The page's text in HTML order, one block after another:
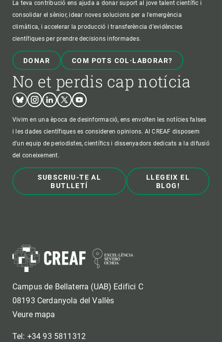
La teva contribució ens ajuda a donar suport al jove talent científic i
consolidar el sènior, idear noves solucions per a l'emergència
climàtica, i accelerar la producció i transferència d’evidències
científiques per prendre decisions informades.
DONAR COM POTS COL·LABORAR?
No et perdis cap notícia
BlueskyInstagram
LinkedinTwitterYoutube
Vivim en una època de desinformació, ens envolten les notícies falses
i les dades científiques es consideren opinions. Al CREAF disposem
d'un equip de periodistes, científics i dissenyadors dedicats a la difusió
del coneixement.
SUBSCRIU-TE AL
BUTLLETÍ
LLEGEIX EL
BLOG!
Campus de Bellaterra (UAB) Edifici C
08193 Cerdanyola del Vallès
Veure mapa
Tel: +34 93 5811312